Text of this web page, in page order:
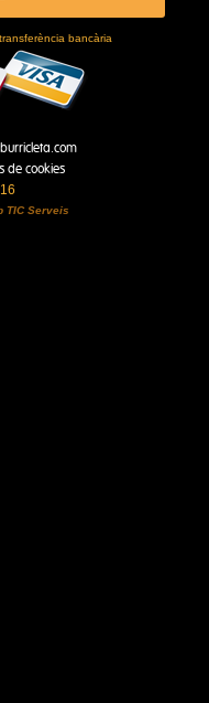
bancària
de cookies
TIC Serveis